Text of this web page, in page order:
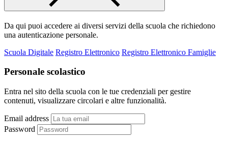
Da qui puoi accedere ai diversi servizi della scuola che richiedono
una autenticazione personale.
Scuola Digitale Registro Elettronico Registro Elettronico Famiglie
Personale scolastico
Entra nel sito della scuola con le tue credenziali per gestire
contenuti, visualizzare circolari e altre funzionalità.
Email address
Password